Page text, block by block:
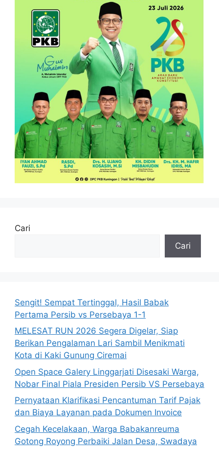
Cari
Cari
Sengit! Sempat Tertinggal, Hasil Babak
Pertama Persib vs Persebaya 1-1
MELESAT RUN 2026 Segera Digelar, Siap
Berikan Pengalaman Lari Sambil Menikmati
Kota di Kaki Gunung Ciremai
Open Space Galery Linggarjati Disesaki Warga,
Nobar Final Piala Presiden Persib VS Persebaya
Pernyataan Klarifikasi Pencantuman Tarif Pajak
dan Biaya Layanan pada Dokumen Invoice
Cegah Kecelakaan, Warga Babakanreuma
Gotong Royong Perbaiki Jalan Desa, Swadaya